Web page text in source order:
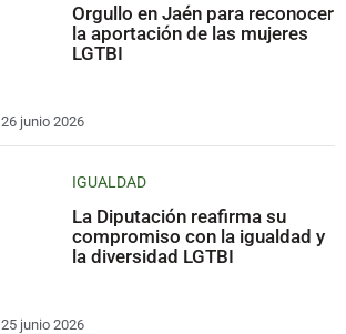
Orgullo en Jaén para reconocer
la aportación de las mujeres
LGTBI
26 junio 2026
IGUALDAD
La Diputación reafirma su
compromiso con la igualdad y
la diversidad LGTBI
25 junio 2026